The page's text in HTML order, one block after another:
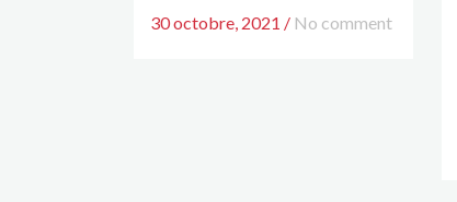
30 octobre, 2021 / No comment